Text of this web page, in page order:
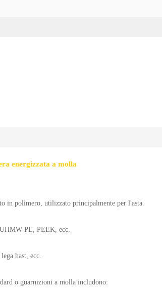
energizzata a molla
in polimero, utilizzato principalmente per l'asta.
PE, PEEK, ecc.
hast, ecc.
o guarnizioni a molla includono: